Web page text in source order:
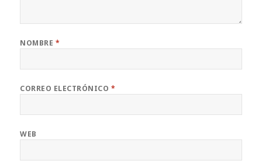
NOMBRE *
CORREO ELECTRÓNICO *
WEB